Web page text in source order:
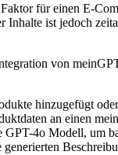
für einen E-
ist jedoch
von
hinzugefügt
an einen
4o Modell, um